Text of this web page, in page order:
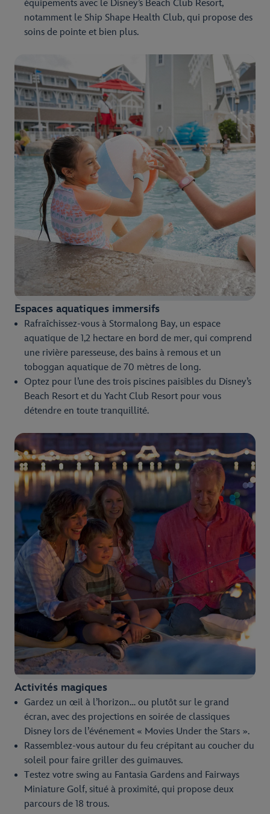
équipements avec le Disney’s Beach Club Resort,
notamment le Ship Shape Health Club, qui propose des
soins de pointe et bien plus.
Espaces aquatiques immersifs
Rafraîchissez-vous à Stormalong Bay, un espace
aquatique de 1,2 hectare en bord de mer, qui comprend
une rivière paresseuse, des bains à remous et un
toboggan aquatique de 70 mètres de long.
Optez pour l’une des trois piscines paisibles du Disney’s
Beach Resort et du Yacht Club Resort pour vous
détendre en toute tranquillité.
Activités magiques
Gardez un œil à l’horizon… ou plutôt sur le grand
écran, avec des projections en soirée de classiques
Disney lors de l’événement « Movies Under the Stars ».
Rassemblez-vous autour du feu crépitant au coucher du
soleil pour faire griller des guimauves.
Testez votre swing au Fantasia Gardens and Fairways
Miniature Golf, situé à proximité, qui propose deux
parcours de 18 trous.